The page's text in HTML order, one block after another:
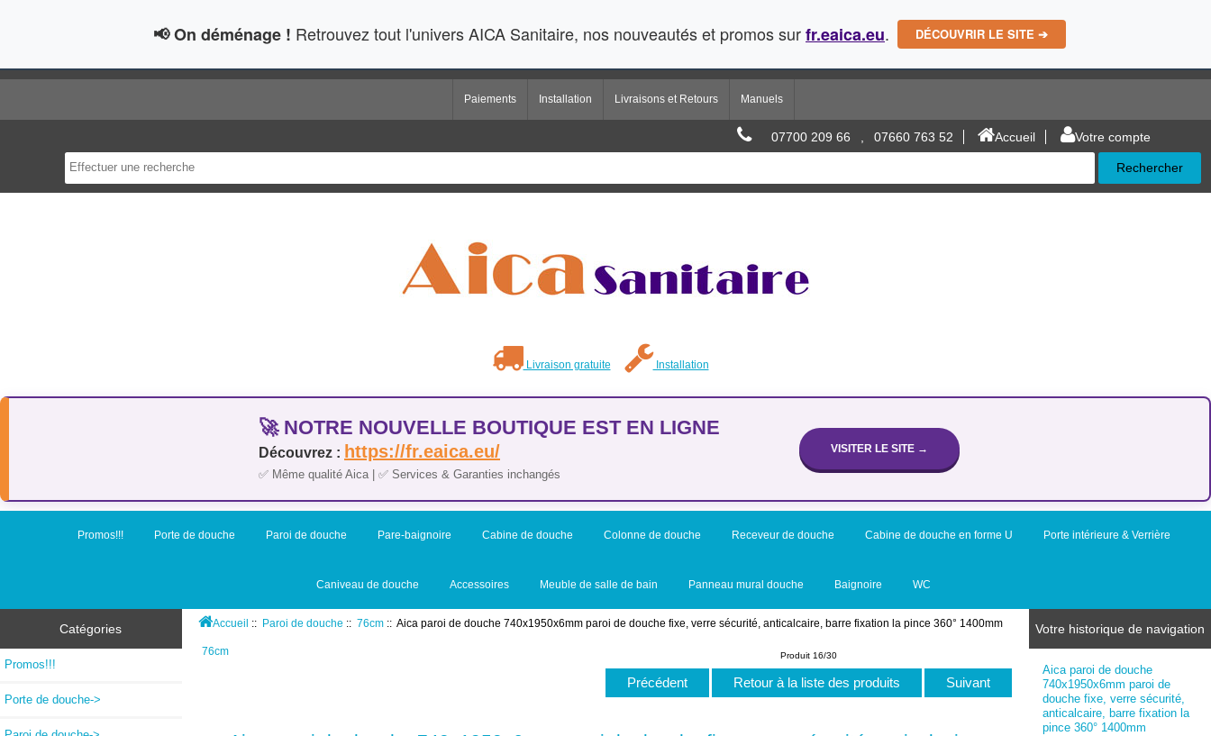
📢 On déménage ! Retrouvez tout l'univers AICA Sanitaire, nos nouveautés et promos surfr.eaica.eu. DÉCOUVRIR LE SITE ➔
Paiements Installation Livraisons et Retours Manuels
07700 209 66 07660 763 52 Accueil Votre compte
Livraison gratuite Installation
🚀 NOTRE NOUVELLE BOUTIQUE EST EN LIGNE
Découvrez : https://fr.eaica.eu/
✅ Même qualité Aica | ✅ Services & Garanties inchangés
VISITER LE SITE →
Promos!!! Porte de douche Paroi de douche Pare-baignoire Cabine de douche Colonne de douche Receveur de douche Cabine de douche en forme U Porte intérieure & Verrière
Caniveau de douche Accessoires Meuble de salle de bain Panneau mural douche Baignoire WC
Catégories
Promos!!!
Porte de douche->
Accueil :: Paroi de douche ::76cm :: Aica paroi de douche 740x1950x6mm paroi de douche fixe, verre sécurité, anticalcaire, barre fixation la pince 360° 1400mm
76cm Produit 16/30
Précédent Retour à la liste des produits Suivant
Votre historique de navigation
Aica paroi de douche
740x1950x6mm paroi de
douche fixe, verre sécurité,
anticalcaire, barre fixation la
pince 360° 1400mm